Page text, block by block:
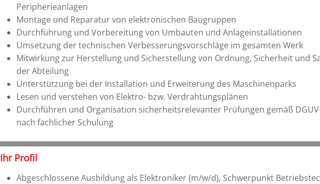
Peripherieanlagen
Montage und Reparatur von elektronischen Baugruppen
Durchführung und Vorbereitung von Umbauten und Anlageinstallationen
Umsetzung der technischen Verbesserungsvorschläge im gesamten Werk
Mitwirkung zur Herstellung und Sicherstellung von Ordnung, Sicherheit und
der Abteilung
Unterstützung bei der Installation und Erweiterung des Maschinenparks
Lesen und verstehen von Elektro- bzw. Verdrahtungsplänen
Durchführen und Organisation sicherheitsrelevanter Prüfungen gemäß
nach fachlicher Schulung
Ihr Profil
Abgeschlossene Ausbildung als Elektroniker (m/w/d), Schwerpunkt